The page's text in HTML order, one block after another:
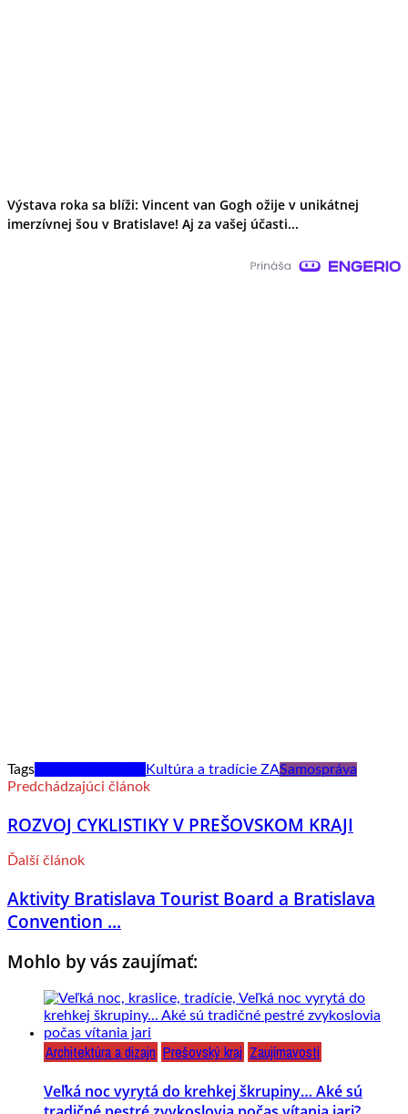
Výstava roka sa blíži: Vincent van Gogh ožije v unikátnej
imerzívnej šou v Bratislave! Aj za vašej účasti...
Tags Kultúra a tradície ZASamospráva
Predchádzajúci článok
ROZVOJ CYKLISTIKY V PREŠOVSKOM KRAJI
Ďalší článok
Aktivity Bratislava Tourist Board a Bratislava
Convention ...
Mohlo by vás zaujímať:
Architektúra a dizajn Prešovský kraj Zaujímavosti
Veľká noc vyrytá do krehkej škrupiny… Aké sú